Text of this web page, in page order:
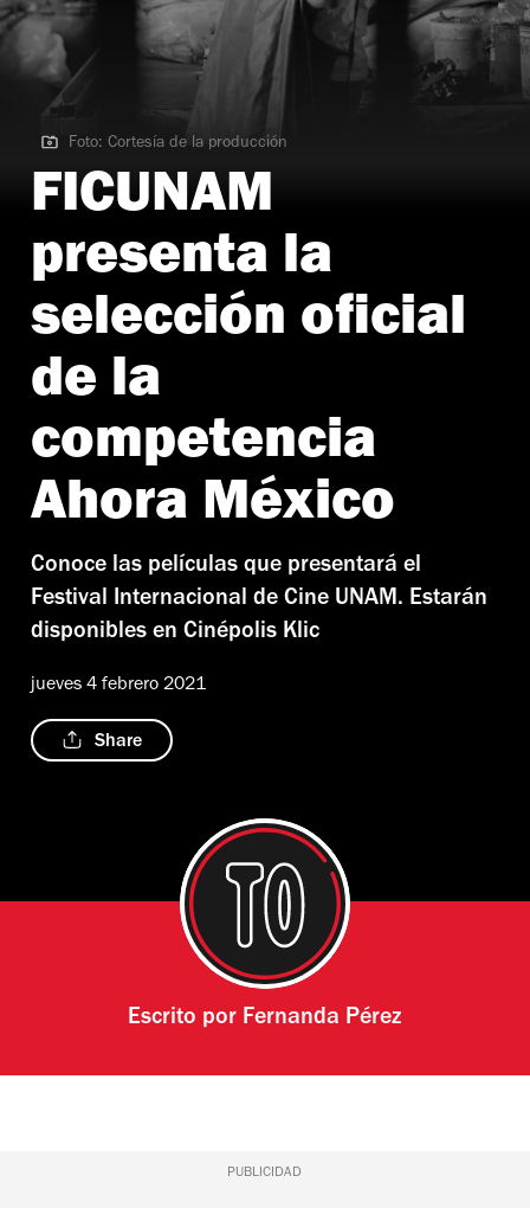
Foto: Cortesía de la producción
Foto: Cortesía de la producción
FICUNAM
presenta la
selección oficial
de la
competencia
Ahora México
Conoce las películas que presentará el
Festival Internacional de Cine UNAM. Estarán
disponibles en Cinépolis Klic
jueves 4 febrero 2021
Share
Escrito por Fernanda Pérez
PUBLICIDAD